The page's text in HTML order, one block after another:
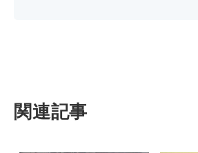
関連記事